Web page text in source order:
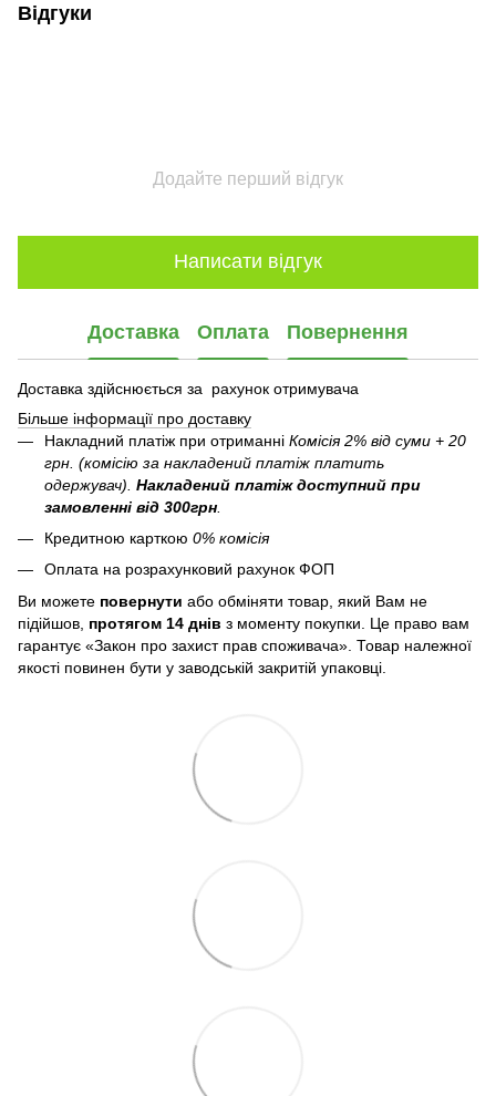
Відгуки
Додайте перший відгук
Написати відгук
Доставка Оплата Повернення
Доставка здійснюється за рахунок отримувача
Більше інформації про доставку
Накладний платіж при отриманні Комісія 2% від суми + 20
грн. (комісію за накладений платіж платить
одержувач). Накладений платіж доступний при
замовленні від 300грн
Кредитною карткою 0% комісія
Оплата на розрахунковий рахунок ФОП
Ви можете повернути або обміняти товар, який Вам не
підійшов, протягом 14 днів з моменту покупки. Це право вам
гарантує «Закон про захист прав споживача». Товар належної
якості повинен бути у заводській закритій упаковці.